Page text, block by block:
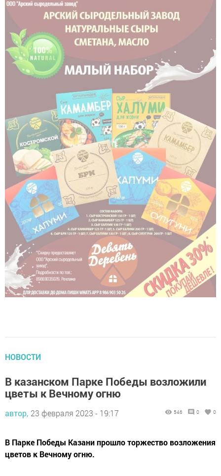
НОВОСТИ
В казанском Парке Победы возложили
цветы к Вечному огню
автор, 23 февраля 2023 - 19:17 546 0 0
В Парке Победы Казани прошло торжество возложения
цветов к Вечному огню.